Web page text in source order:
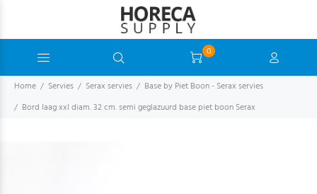
0
Home Servies Serax servies
Base by Piet Boon - Serax servies
Bord laag xxl diam. 32 cm. semi geglazuurd base piet boon Serax